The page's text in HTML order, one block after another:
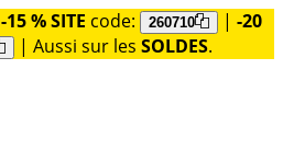
-15 % SITE code: 260710 | -20
| Aussi sur les SOLDES.